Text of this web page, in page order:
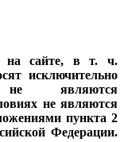
на сайте, в т. ч.
исключительно
не являются
не являются
пункта 2
Федерации.